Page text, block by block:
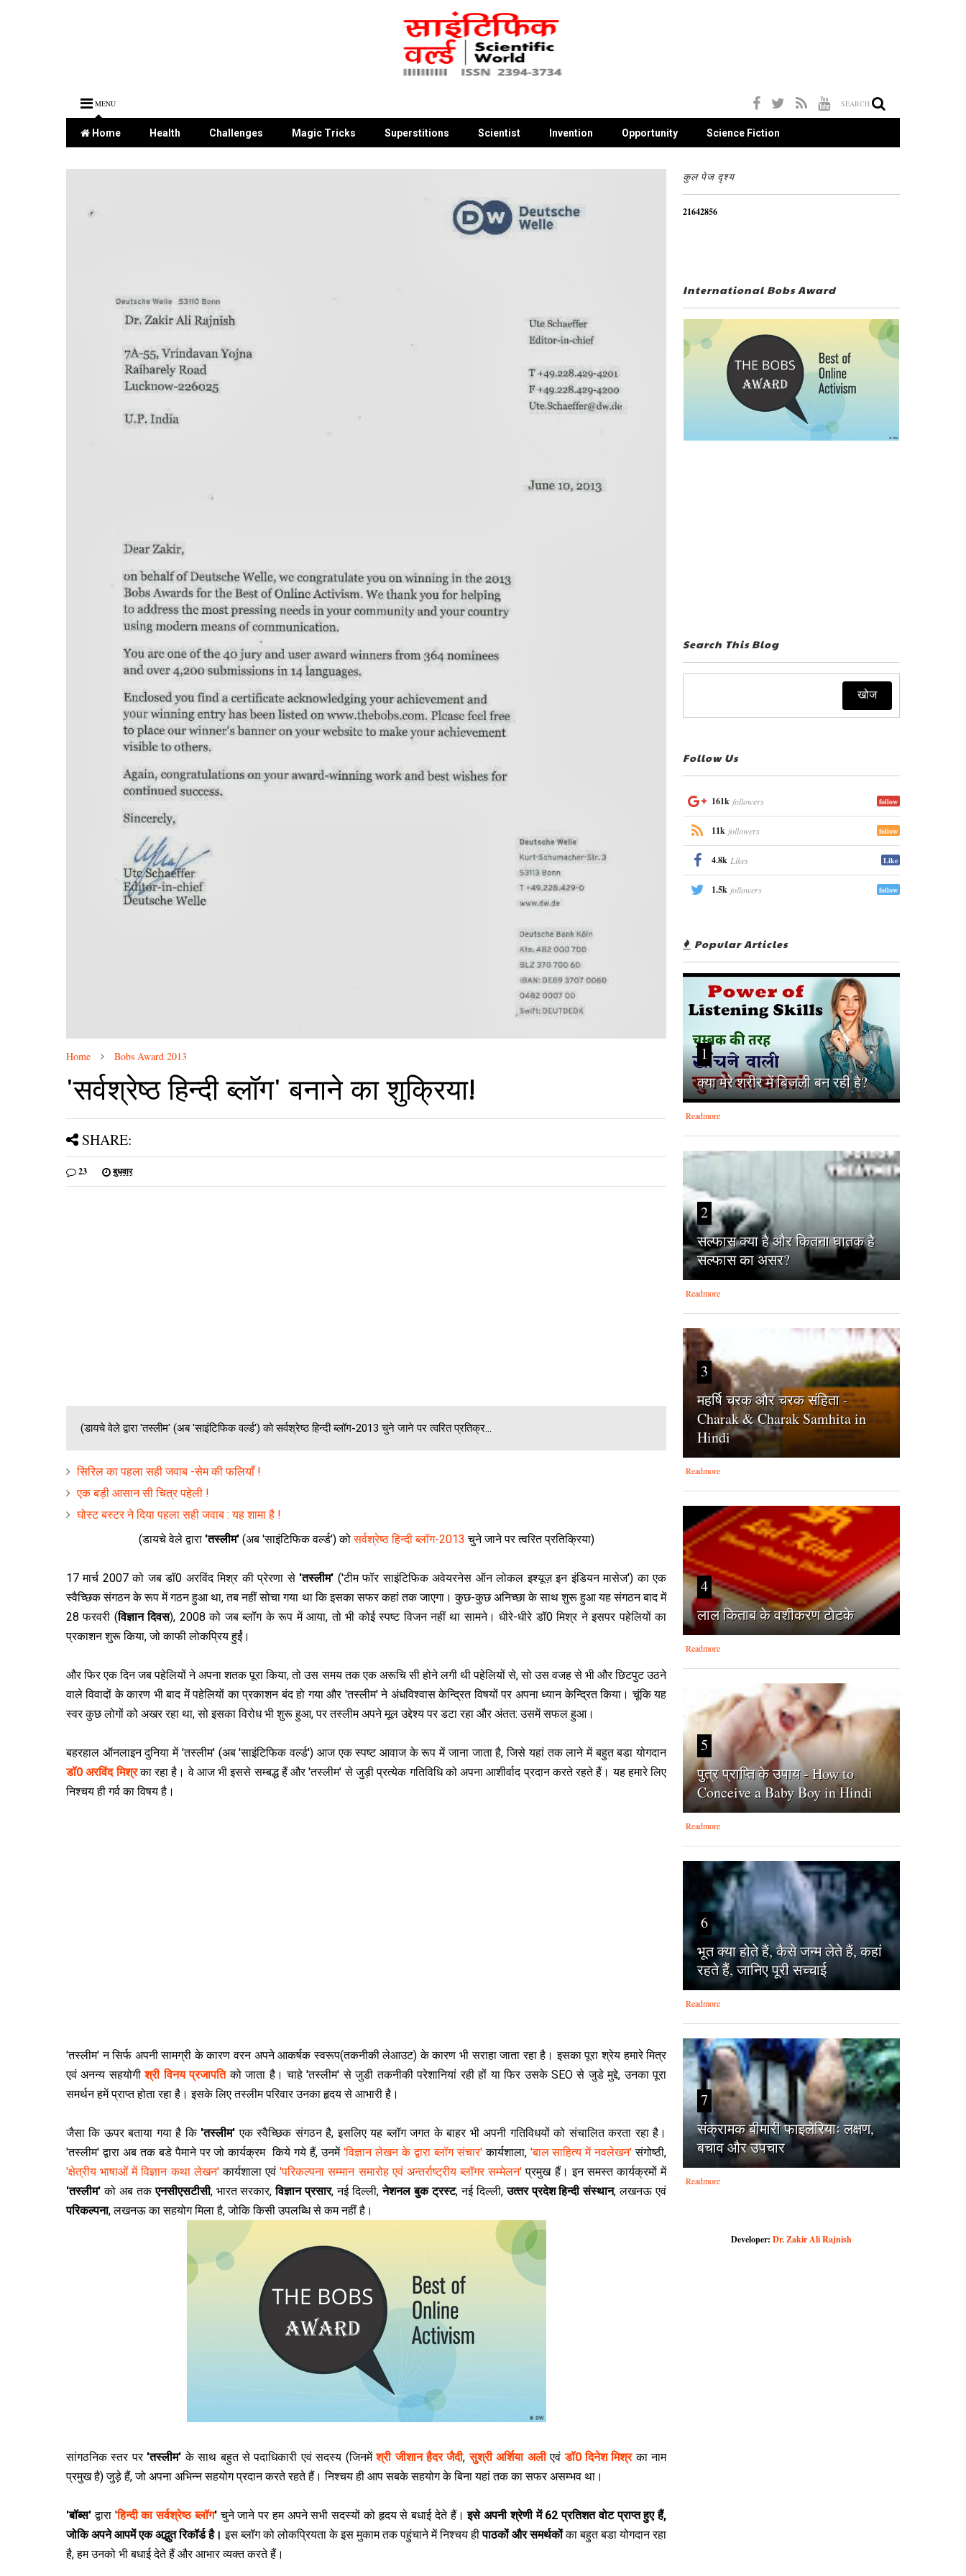
MENU SEARCH
Home Health Challenges Magic Tricks Superstitions Scientist Invention Opportunity Science Fiction
Home Bobs Award 2013
'सर्वश्रेष्‍ठ हिन्‍दी ब्‍लॉग' बनाने का शुक्रिया!
SHARE:
23 बुधवार
(डायचे वेले द्वारा 'तस्‍लीम' (अब 'साइंटिफिक वर्ल्ड') को सर्वश्रेष्‍ठ हिन्‍दी ब्‍लॉग-2013 चुने जाने पर त्‍वरित प्रतिक्र...
सिरिल का पहला सही जवाब -सेम की फलियाँ !
एक बड़ी आसान सी चित्र पहेली !
घोस्ट बस्टर ने दिया पहला सही जवाब : यह शामा है !
(डायचे वेले द्वारा 'तस्‍लीम'(अब 'साइंटिफिक वर्ल्ड') कोसर्वश्रेष्‍ठ हिन्‍दी ब्‍लॉग-2013 चुने जाने पर त्‍वरित प्रतिक्रिया)
17 मार्च 2007 को जब डॉ0 अरविंद मिश्र की प्रेरणा से 'तस्‍लीम' ('टीम फॉर साइंटिफिक अवेयरनेस ऑन लोकल इश्यूज़ इन इंडियन मासेज') का एक
स्‍वैच्छिक संगठन के रूप में गठन हुआ था, तब नहीं सोचा गया था कि इसका सफर कहां तक जाएगा। कुछ-कुछ अनिच्‍छा के साथ शुरू हुआ यह संगठन बाद में
28 फरवरी (विज्ञान दिवस), 2008 को जब ब्‍लॉग के रूप में आया, तो भी कोई स्‍पष्‍ट विजन नहीं था सामने। धीरे-धीरे डॉ0 मिश्र ने इसपर पहेलियों का
प्रकाशन शुरू किया, जो काफी लोकप्रिय हुईं।
और फिर एक दिन जब पहेलियों ने अपना शतक पूरा किया, तो उस समय तक एक अरूचि सी होने लगी थी पहेलियों से, सो उस वजह से भी और छिटपुट उठने
वाले विवादों के कारण भी बाद में पहेलियों का प्रकाशन बंद हो गया और 'तस्‍लीम' ने अंधविश्‍वास केन्द्रित विषयों पर अपना ध्‍यान केन्द्रित किया। चूंकि यह
स्‍वर कुछ लोगों को अखर रहा था, सो इसका विरोध भी शुरू हुआ, पर तस्‍लीम अपने मूल उद्देश्‍य पर डटा रहा और अंतत: उसमें सफल हुआ।
बहरहाल ऑनलाइन दुनिया में 'तस्‍लीम' (अब 'साइंटिफिक वर्ल्ड') आज एक स्‍पष्‍ट आवाज के रूप में जाना जाता है, जिसे यहां तक लाने में बहुत बडा योगदान
डॉ0 अरविंद मिश्रका रहा है। वे आज भी इससे सम्‍बद्ध हैं और 'तस्‍लीम' से जुड़ी प्रत्‍येक गतिविधि को अपना आशीर्वाद प्रदान करते रहते हैं। यह हमारे लिए
निश्‍चय ही गर्व का विषय है।
'तस्‍लीम' न सिर्फ अपनी सामग्री के कारण वरन अपने आकर्षक स्‍वरूप(तकनीकी लेआउट) के कारण भी सराहा जाता रहा है। इसका पूरा श्रेय हमारे मित्र
एवं अनन्‍य सहयोगीश्री विनय प्रजापतिको जाता है। चाहे 'तस्‍लीम' से जुडी तकनीकी परेशानियां रही हों या फिर उसके SEO से जुडे मुद्दे, उनका पूरा
समर्थन हमें प्राप्‍त होता रहा है। इसके लिए तस्‍लीम परिवार उनका हृदय से आभारी है।
जैसा कि ऊपर बताया गया है कि 'तस्‍लीम' एक स्‍वैच्छिक संगठन है, इसलिए यह ब्‍लॉग जगत के बाहर भी अपनी गतिविधयों को संचालित करता रहा है।
'तस्‍लीम' द्वारा अब तक बडे पैमाने पर जो कार्यक्रम किये गये हैं, उनमें 'विज्ञान लेखन के द्वारा ब्‍लॉग संचार'कार्यशाला, 'बाल साहित्‍य में नवलेखन' संगोष्‍ठी,
'क्षेत्रीय भाषाओं में विज्ञान कथा लेखन'कार्यशाला एवं'परिकल्‍पना सम्‍मान समारोह एवं अन्‍तर्राष्‍ट्रीय ब्‍लॉगर सम्‍मेलन' प्रमुख हैं। इन समस्‍त कार्यक्रमों में
'तस्‍लीम' को अब तकएनसीएसटीसी, भारत सरकार,विज्ञान प्रसार, नई दिल्‍ली,नेशनल बुक ट्रस्‍ट, नई दिल्‍ली,उत्‍तर प्रदेश हिन्‍दी संस्‍थान, लखनऊ एवं
परिकल्‍पना, लखनऊ का सहयोग मिला है, जोकि किसी उपलब्धि से कम नहीं है।
सांगठनिक स्‍तर पर 'तस्‍लीम' के साथ बहुत से पदाधिकारी एवं सदस्‍य (जिनमेंश्री जीशान हैदर जैदी,सुश्री अर्शिया अलीएवंडॉ0 दिनेश मिश्र का नाम
प्रमुख है) जुड़े हैं, जो अपना अभिन्‍न सहयोग प्रदान करते रहते हैं। निश्‍चय ही आप सबके सहयोग के बिना यहां तक का सफर असम्‍भव था।
'बॉब्‍स' द्वारा 'हिन्‍दी का सर्वश्रेष्‍ठ ब्‍लॉग'चुने जाने पर हम अपने सभी सदस्‍यों को हृदय से बधाई देते हैं।इसे अपनी श्रेणी में 62 प्रतिशत वोट प्राप्‍त हुए हैं,
जोकि अपने आपमें एक अद्भुत रिकॉर्ड है। इस ब्‍लॉग को लोकप्रियता के इस मुकाम तक पहुंचाने में निश्‍चय हीपाठकों और समर्थकोंका बहुत बडा योगदान रहा
है, हम उनको भी बधाई देते हैं और आभार व्‍यक्‍त करते हैं।
कुल पेज दृश्य
21642856
International Bobs Award
Search This Blog
Follow Us
161k followers follow
11k followers follow
4.8k Likes Like
1.5k followers follow
Popular Articles
1
क्‍या मेरे शरीर में बिजली बन रही है?
Readmore
2
सल्फास क्या है और कितना घातक है
सल्फास का असर?
Readmore
3
महर्षि चरक और चरक संहिता -
Charak & Charak Samhita in
Hindi
Readmore
4
लाल किताब के वशीकरण टोटके
Readmore
5
पुत्र प्राप्ति के उपाय - How to
Conceive a Baby Boy in Hindi
Readmore
6
भूत क्या होते हैं, कैसे जन्म लेते हैं, कहां
रहते हैं, जानिए पूरी सच्चाई
Readmore
7
संक्रामक बीमारी फाइलेरियाः लक्षण,
बचाव और उपचार
Readmore
Developer:Dr. Zakir Ali Rajnish